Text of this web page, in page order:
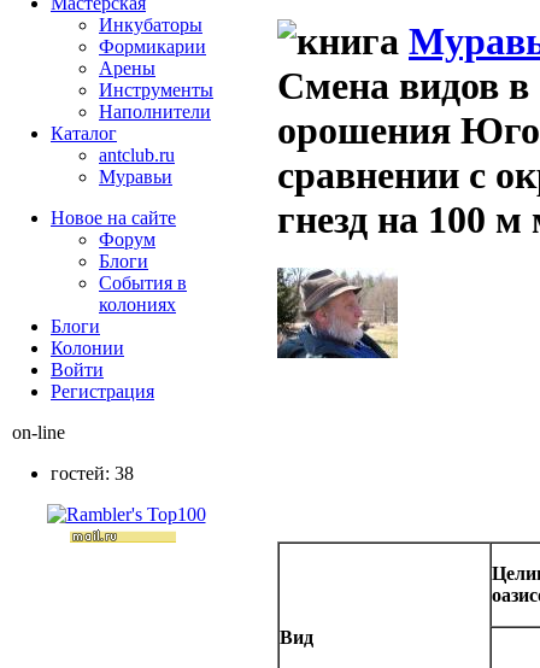
Смена видов в
орошения
сравнении с
гнезд на 100
Вид
Инкубаторы
Формикарии
Арены
Инструменты
Наполнители
Каталог
antclub.ru
Муравьи
Новое на сайте
Форум
Блоги
События в
колониях
Блоги
Колонии
Войти
Peгиcтpaция
on-line
гостей: 38